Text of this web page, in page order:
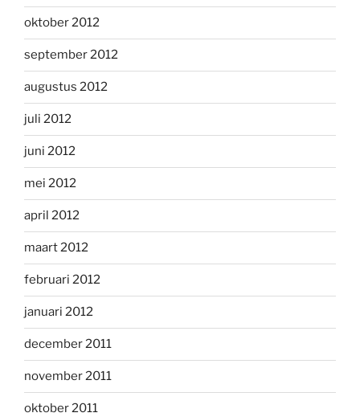
oktober 2012
september 2012
augustus 2012
juli 2012
juni 2012
mei 2012
april 2012
maart 2012
februari 2012
januari 2012
december 2011
november 2011
oktober 2011